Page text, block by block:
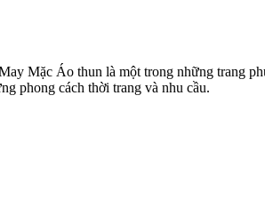
Mặc Áo thun là một trong những trang
phong cách thời trang và nhu cầu.